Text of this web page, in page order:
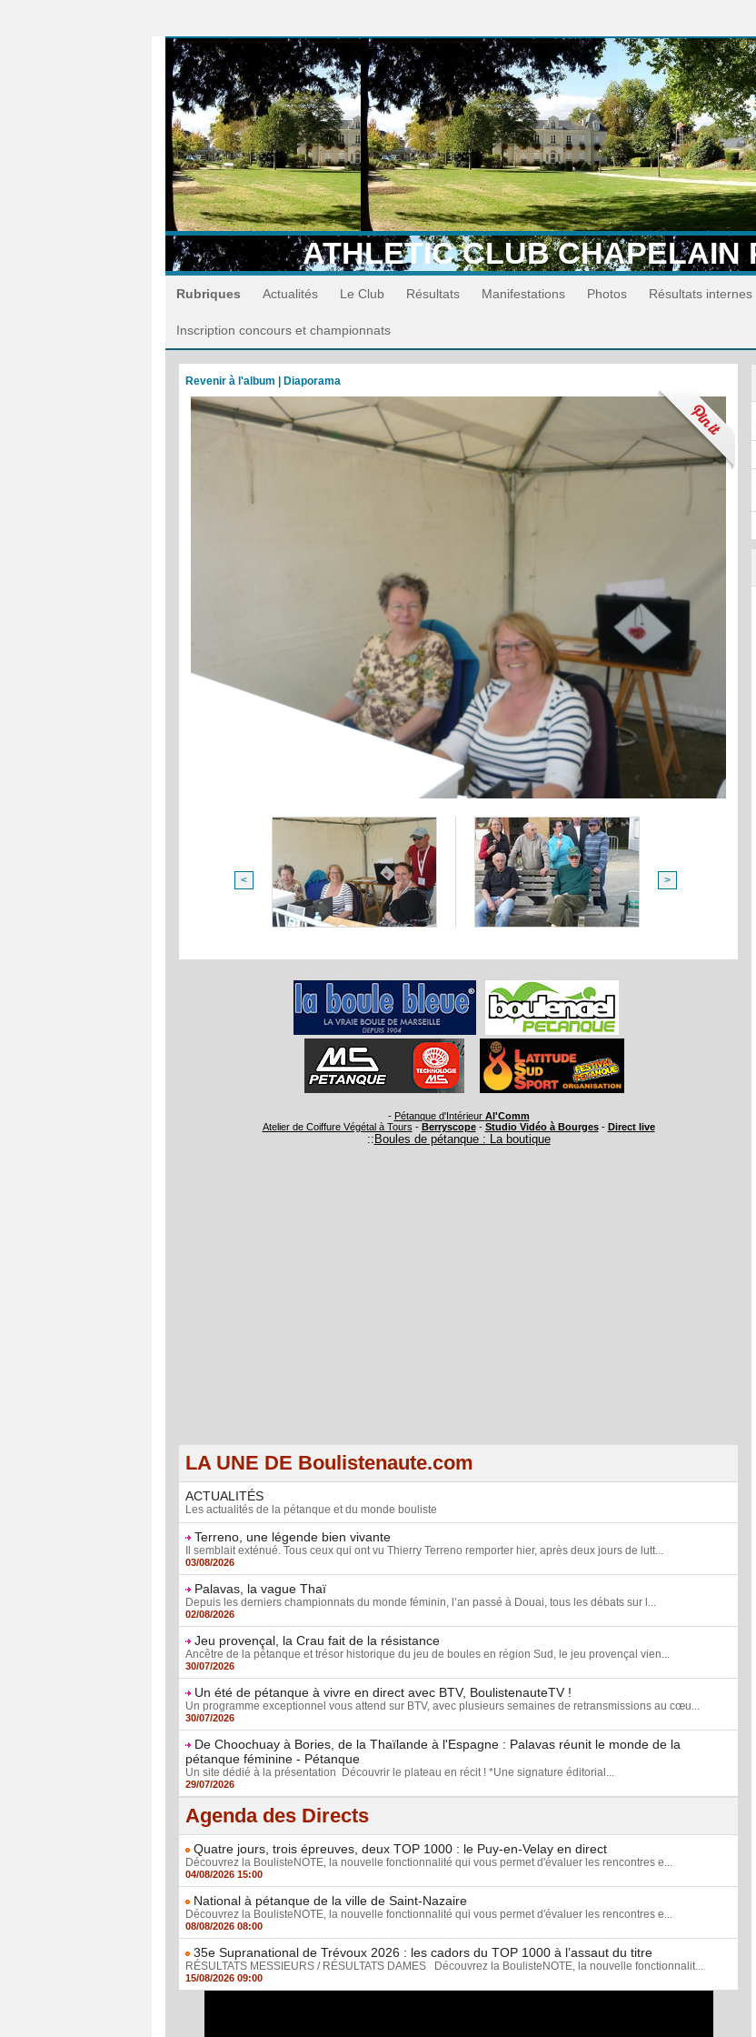
ATHLETIC CLUB CHAPELAIN
Rubriques Actualités Le Club Résultats Manifestations Photos Résultats internes
Inscription concours et championnats
Revenir à l'album Diaporama
< >
- Pétanque d'Intérieur Al'Comm
Atelier de Coiffure Végétal à Tours - Berryscope- Studio Vidéo à Bourges- Direct live
:: Boules de pétanque : La boutique
LA UNE DE Boulistenaute.com
ACTUALITÉS
Les actualités de la pétanque et du monde bouliste
Terreno, une légende bien vivante
Il semblait exténué. Tous ceux qui ont vu Thierry Terreno remporter hier, après deux jours de lutt...
03/08/2026
Palavas, la vague Thaï
Depuis les derniers championnats du monde féminin, l’an passé à Douai, tous les débats sur l...
02/08/2026
Jeu provençal, la Crau fait de la résistance
Ancêtre de la pétanque et trésor historique du jeu de boules en région Sud, le jeu provençal vien...
30/07/2026
Un été de pétanque à vivre en direct avec BTV, BoulistenauteTV !
Un programme exceptionnel vous attend sur BTV, avec plusieurs semaines de retransmissions au cœu...
30/07/2026
De Choochuay à Bories, de la Thaïlande à l'Espagne : Palavas réunit le monde de la
pétanque féminine - Pétanque
Un site dédié à la présentation Découvrir le plateau en récit ! *Une signature éditorial...
29/07/2026
Agenda des Directs
Quatre jours, trois épreuves, deux TOP 1000 : le Puy-en-Velay en direct
Découvrez la BoulisteNOTE, la nouvelle fonctionnalité qui vous permet d'évaluer les rencontres e...
04/08/2026 15:00
National à pétanque de la ville de Saint-Nazaire
Découvrez la BoulisteNOTE, la nouvelle fonctionnalité qui vous permet d'évaluer les rencontres e...
08/08/2026 08:00
35e Supranational de Trévoux 2026 : les cadors du TOP 1000 à l’assaut du titre
RÉSULTATS MESSIEURS / RÉSULTATS DAMES Découvrez la BoulisteNOTE, la nouvelle fonctionnalit...
15/08/2026 09:00